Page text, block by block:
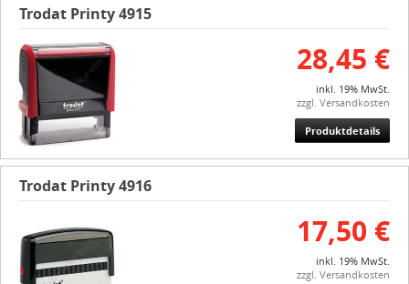
Trodat Printy 4915
28,45 €
inkl. 19% MwSt.
zzgl. Versandkosten
Produktdetails
Trodat Printy 4916
17,50 €
inkl. 19% MwSt.
zzgl. Versandkosten